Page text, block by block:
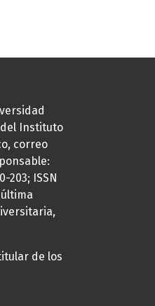
del Instituto
correo
203; ISSN
de los